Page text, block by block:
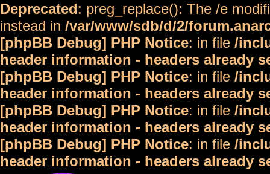
Deprecated: preg_replace(): The /e
instead in /var/www/sdb/d/2/
[phpBB Debug] PHP Notice: in file /
header information - headers already
[phpBB Debug] PHP Notice: in file /
header information - headers already
[phpBB Debug] PHP Notice: in file /
header information - headers already
[phpBB Debug] PHP Notice: in file /
header information - headers already